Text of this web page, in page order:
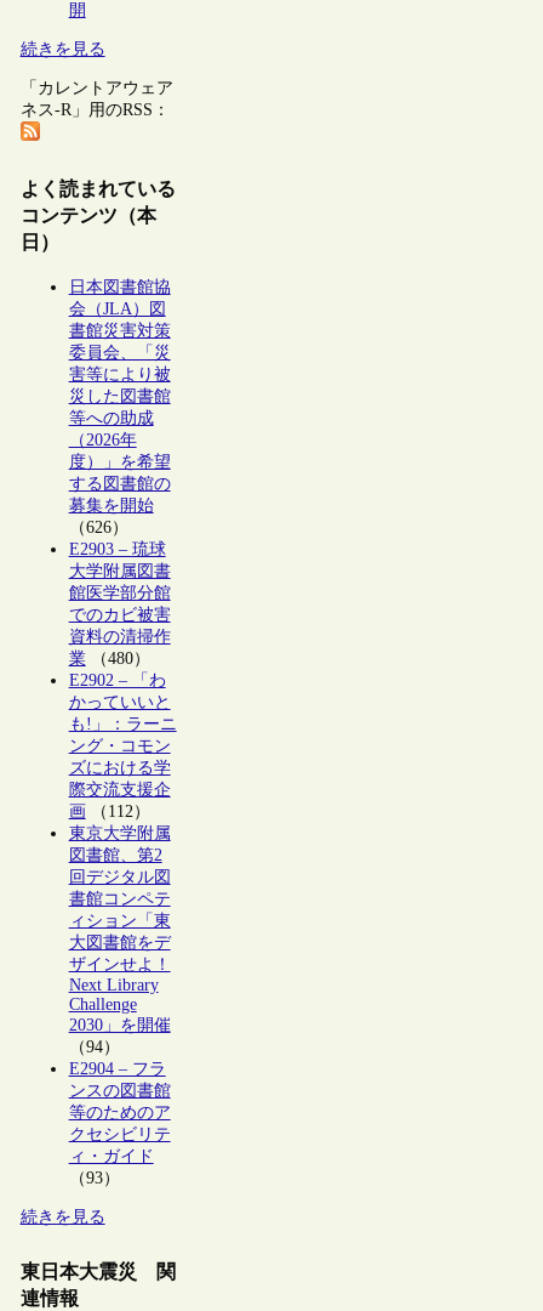
開
続きを見る
「カレントアウェア
ネス-R」用のRSS：
よく読まれている
コンテンツ（本
日）
日本図書館協
会（JLA）図
書館災害対策
委員会、「災
害等により被
災した図書館
等への助成
（2026年
度）」を希望
する図書館の
募集を開始
（626）
E2903 – 琉球
大学附属図書
館医学部分館
でのカビ被害
資料の清掃作
業（480）
E2902 – 「わ
かっていいと
も!」：ラーニ
ング・コモン
ズにおける学
際交流支援企
画（112）
東京大学附属
図書館、第2
回デジタル図
書館コンペテ
ィション「東
大図書館をデ
ザインせよ！
Next Library
Challenge
2030」を開催
（94）
E2904 – フラ
ンスの図書館
等のためのア
クセシビリテ
ィ・ガイド
（93）
続きを見る
東日本大震災 関
連情報